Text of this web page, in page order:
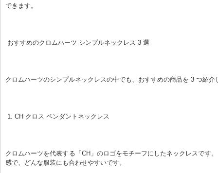
できます。
おすすめのクロムハーツ シンプルネックレス 3 選
クロムハーツのシンプルネックレスの中でも、おすすめの商品を 3 つ紹介
1. CH クロス ペンダントネックレス
クロムハーツを代表する「CH」のロゴをモチーフにしたネックレスです
感で、どんな服装にも合わせやすいです。